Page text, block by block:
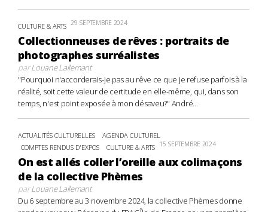
CULTURE & ARTS 29 SEPTEMBRE 2024
Collectionneuses de rêves : portraits de
photographes surréalistes
parLouane Lallemant
"Pourquoi n'accorderais-je pas au rêve ce que je refuse parfois à la
réalité, soit cette valeur de certitude en elle-même, qui, dans son
temps, n'est point exposée à mon désaveu?" André...
ACTUALITÉS CULTURELLES
AGENDA CULTUREL
COMPTES RENDUS D'EXPOS
CULTURE & ARTS 15 SEPTEMBRE 2024
On est allés coller l’oreille aux colimaçons
de la collective Phèmes
parLouane Lallemant
Du 6 septembre au 3 novembre 2024, la collective Phèmes donne